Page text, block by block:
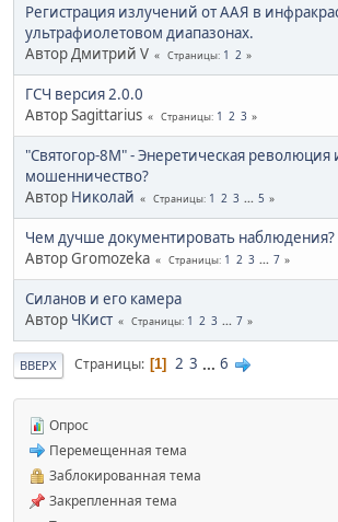
Регистрация излучений от ААЯ в
ультрафиолетовом диапазонах.
Автор Дмитрий V
Страницы 1 2
ГСЧ версия 2.0.0
Автор Sagittarius
Страницы 1 2 3
"Святогор-8М" - Энеретическая революция
мошенничество?
Автор Hиколай Страницы 1 2 3 ... 5
Чем дучше документировать наблюдения?
Автор Gromozeka
Страницы 1 2 3 ... 7
Силанов и его камера
Автор ЧКист Страницы 1 2 3 ... 7
ВВЕРХ Страницы 1 2 3 ... 6
Опрос
Перемещенная тема
Заблокированная тема
Закрепленная тема